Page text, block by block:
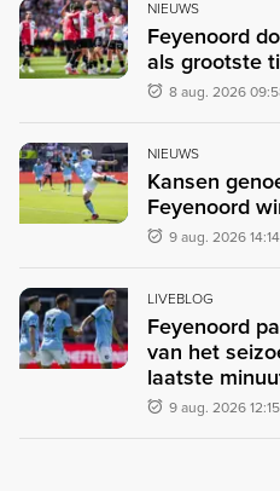
NIEUWS
Feyenoord
als grootste
8 aug. 2026
NIEUWS
Kansen
Feyenoord
9 aug. 2026 14:14
LIVEBLOG
Feyenoord
van het
laatste
9 aug. 2026 12:15